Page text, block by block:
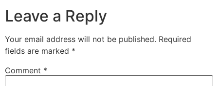
Leave a Reply
Your email address will not be published. Required
fields are marked *
Comment *